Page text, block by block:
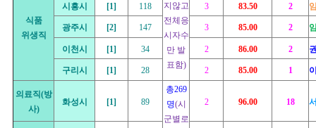
지않고
전체응
시자수
만 발
표함)
식품
위생직
시흥시 [1] 118 3 83.50 2
광주시 [2] 147 3 85.00 2
이천시 [1] 34 2 86.00 2
구리시 [1] 28 2 85.00 1
의료직(방
사)
화성시 [1] 89
총269
명(시
군별로
2 96.00 18